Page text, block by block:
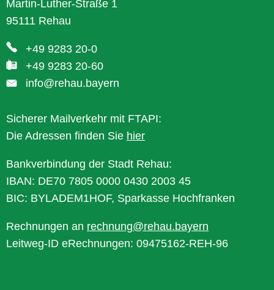
Martin-Luther-Straße 1
95111 Rehau
+49 9283 20-0
+49 9283 20-60
info@rehau.bayern
Sicherer Mailverkehr mit FTAPI:
Die Adressen finden Sie hier
Bankverbindung der Stadt Rehau:
IBAN: DE70 7805 0000 0430 2003 45
BIC: BYLADEM1HOF, Sparkasse Hochfranken
Rechnungen an rechnung@rehau.bayern
Leitweg-ID eRechnungen: 09475162-REH-96